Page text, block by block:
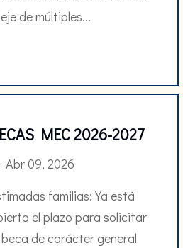
de múltiples...
MEC 2026-2027
Abr 09, 2026
familias: Ya está
el plazo para solicitar
de carácter general